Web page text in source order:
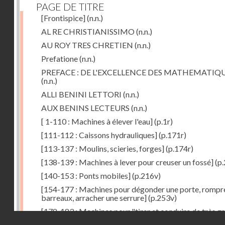
PAGE DE TITRE
[Frontispice](n.n.)
AL RE CHRISTIANISSIMO (n.n.)
AU ROY TRES CHRETIEN (n.n.)
Prefatione(n.n.)
PREFACE : DE L'EXCELLENCE DES
(n.n.)
ALLI BENINI LETTORI (n.n.)
AUX BENINS LECTEURS (n.n.)
[ 1-110 : Machines à élever l'eau](p.1r)
[111-112 : Caissons hydrauliques](p.171r)
[113-137 : Moulins, scieries, forges](p.174r)
[138-139 : Machines à lever pour creuser un fossé]
[140-153 : Ponts mobiles](p.216v)
[154-177 : Machines pour dégonder une porte,
barreaux, arracher une serrure](p.253v)
[178-183 : Machines pour "tirer et conduire de très